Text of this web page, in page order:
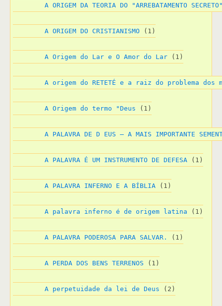
A ORIGEM DA TEORIA DO "ARREBATAMENTO
A ORIGEM DO CRISTIANISMO (1)
A Origem do Lar e O Amor do Lar (1)
A origem do RETETÉ e a raiz do problema dos
A Origem do termo "Deus (1)
A PALAVRA DE D EUS – A MAIS IMPORTANTE
A PALAVRA É UM INSTRUMENTO DE DEFESA (1)
A PALAVRA INFERNO E A BÍBLIA (1)
A palavra inferno é de origem latina (1)
A PALAVRA PODEROSA PARA SALVAR. (1)
A PERDA DOS BENS TERRENOS (1)
A perpetuidade da lei de Deus (2)